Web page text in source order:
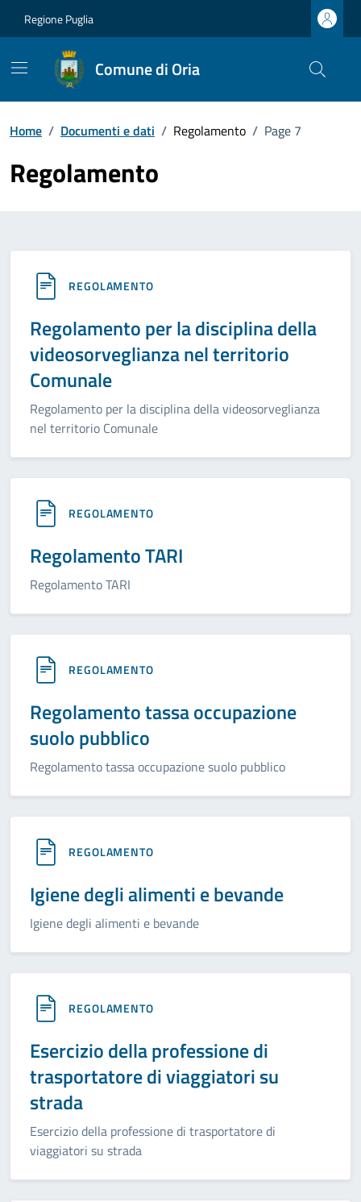
Regione Puglia
Comune di Oria
Home / Documenti e dati / Regolamento / Page 7
Regolamento
REGOLAMENTO
Regolamento per la disciplina della
videosorveglianza nel territorio
Comunale
Regolamento per la disciplina della videosorveglianza
nel territorio Comunale
REGOLAMENTO
Regolamento TARI
Regolamento TARI
REGOLAMENTO
Regolamento tassa occupazione
suolo pubblico
Regolamento tassa occupazione suolo pubblico
REGOLAMENTO
Igiene degli alimenti e bevande
Igiene degli alimenti e bevande
REGOLAMENTO
Esercizio della professione di
trasportatore di viaggiatori su
strada
Esercizio della professione di trasportatore di
viaggiatori su strada